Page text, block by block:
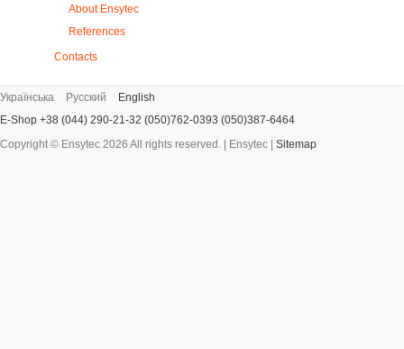
About Ensytec
References
Contacts
Українська Русский
English
E-Shop +38 (044) 290-21-32 (050)762-0393 (050)387-6464
Copyright © Ensytec 2026 All rights reserved. | Ensytec | Sitemap